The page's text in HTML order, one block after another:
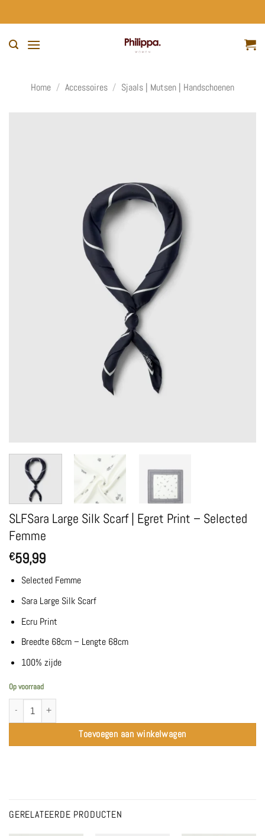
naar
Home / Accessoires / Sjaals | Mutsen | Handschoenen
SLFSara Large Silk Scarf | Egret Print – Selected
Femme
€59,99
Selected Femme
Sara Large Silk Scarf
Ecru Print
Breedte 68cm – Lengte 68cm
100% zijde
Op voorraad
SLFSara Large Silk Scarf | Egret Print - Selected Femme aantal
Toevoegen aan winkelwagen
GERELATEERDE PRODUCTEN